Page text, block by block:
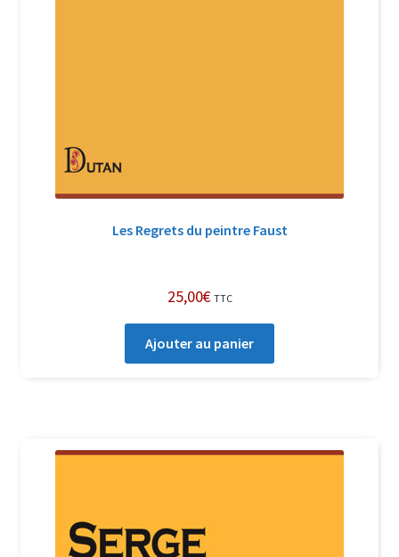
Les Regrets du peintre Faust
25,00€ TTC
Ajouter au panier